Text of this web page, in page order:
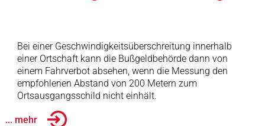
Bei einer Geschwindigkeitsüberschreitung innerhalb
einer Ortschaft kann die Bußgeldbehörde dann von
einem Fahrverbot absehen, wenn die Messung den
empfohlenen Abstand von 200 Metern zum
Ortsausgangsschild nicht einhält.
... mehr